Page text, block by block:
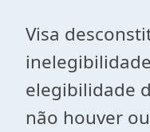
Visa
elegibilidade
não houver